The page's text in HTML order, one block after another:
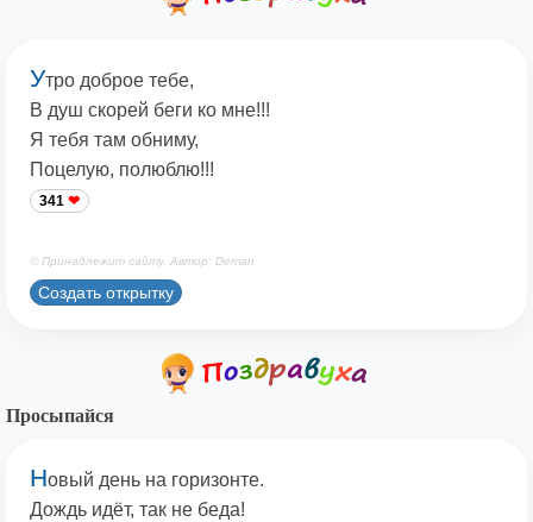
Утро доброе тебе,
В душ скорей беги ко мне!!!
Я тебя там обниму,
Поцелую, полюблю!!!
341
© Принадлежит сайту. Автор: Deman
Создать открытку
Просыпайся
Новый день на горизонте.
Дождь идёт, так не беда!